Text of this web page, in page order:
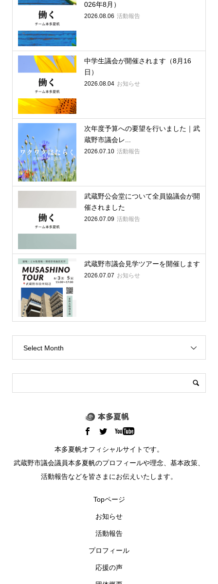
026年8月）
2026.08.06 活動報告
中学生議会が開催されます（8月16
日）
2026.08.04 お知らせ
次年度予算への要望を行いました｜武
蔵野市議会レ...
2026.07.10 活動報告
武蔵野公会堂について全員協議会が開
催されました
2026.07.09 活動報告
武蔵野市議会見学ツアーを開催します
2026.07.07 お知らせ
Select Month
本多夏帆オフィシャルサイトです。
武蔵野市議会議員本多夏帆のプロフィールや理念、基本政策、
活動報告などを皆さまにお伝えいたします。
Topページ
お知らせ
活動報告
プロフィール
応援の声